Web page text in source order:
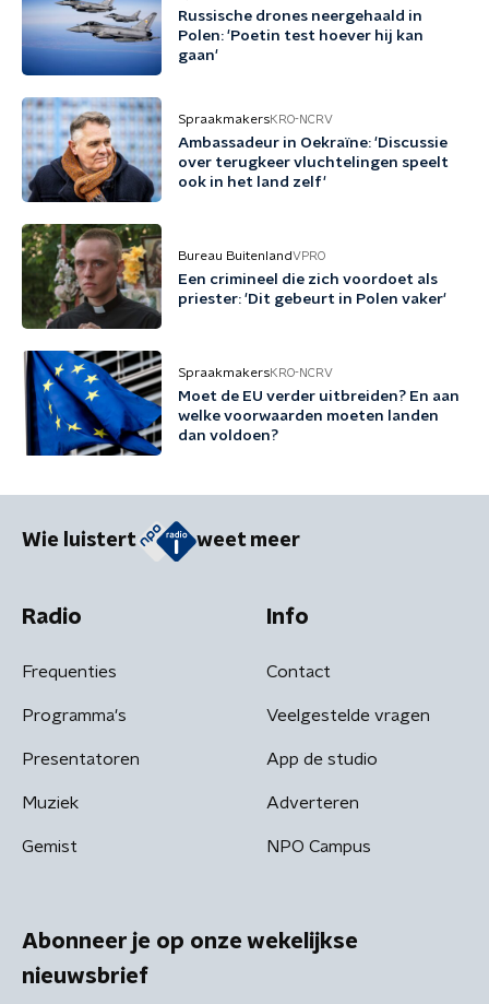
Russische drones neergehaald in
Polen: 'Poetin test hoever hij kan
gaan'
SpraakmakersKRO-NCRV
Ambassadeur in Oekraïne: 'Discussie
over terugkeer vluchtelingen speelt
ook in het land zelf'
Bureau BuitenlandVPRO
Een crimineel die zich voordoet als
priester: 'Dit gebeurt in Polen vaker'
SpraakmakersKRO-NCRV
Moet de EU verder uitbreiden? En aan
welke voorwaarden moeten landen
dan voldoen?
Wie luistert weet meer
Radio
Frequenties
Programma's
Presentatoren
Muziek
Gemist
Info
Contact
Veelgestelde vragen
App de studio
Adverteren
NPO Campus
Abonneer je op onze wekelijkse
nieuwsbrief